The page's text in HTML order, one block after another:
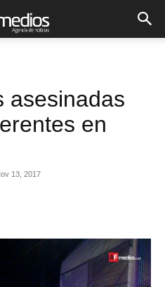
asesinadas
en
13, 2017